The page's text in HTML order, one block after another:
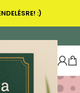
:)